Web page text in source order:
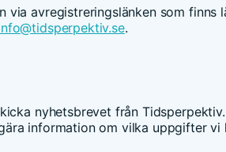
via avregistreringslänken som finns
.
nyhetsbrevet från
information om vilka uppgifter